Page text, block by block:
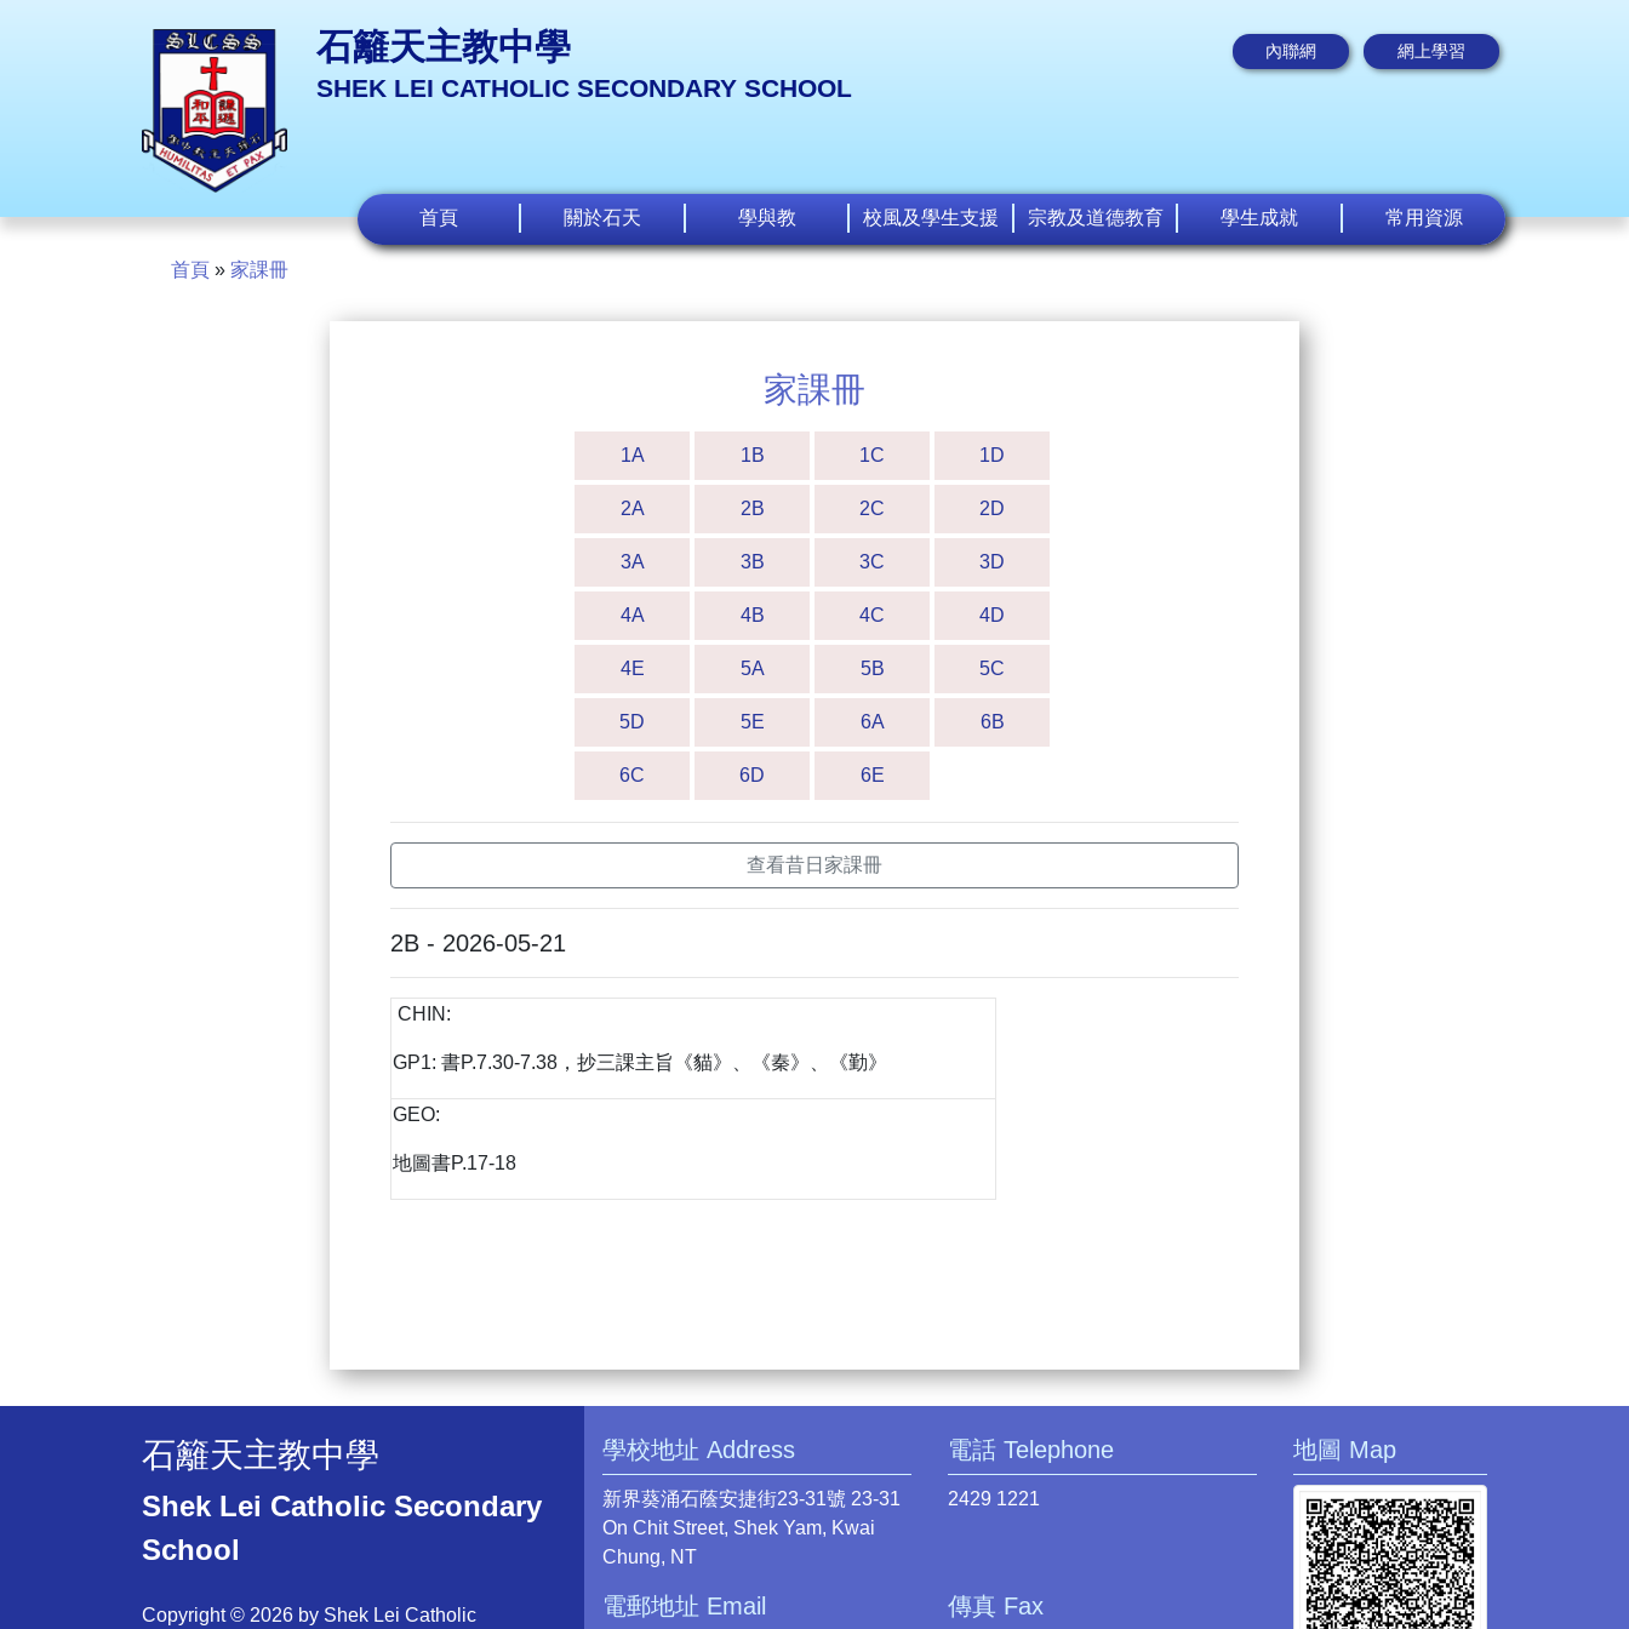
石籬天主教中學
SHEK LEI CATHOLIC SECONDARY SCHOOL
內聯網 網上學習
首頁 關於石天 學與教 校風及學生支援 宗教及道德教育 學生成就 常用資源
首頁 » 家課冊
家課冊
1A 1B 1C 1D
2A 2B 2C 2D
3A 3B 3C 3D
4A 4B 4C 4D
4E 5A 5B 5C
5D 5E 6A 6B
6C 6D 6E
查看昔日家課冊
2B - 2026-05-21
CHIN:
GP1: 書P.7.30-7.38，抄三課主旨《貓》、《秦》、《勤》
GEO:
地圖書P.17-18
石籬天主教中學
Shek Lei Catholic Secondary
School
Copyright © 2026 by Shek Lei Catholic
學校地址 Address
新界葵涌石蔭安捷街23-31號 23-31
On Chit Street, Shek Yam, Kwai
Chung, NT
電話 Telephone
2429 1221
電郵地址 Email 傳真 Fax
地圖 Map